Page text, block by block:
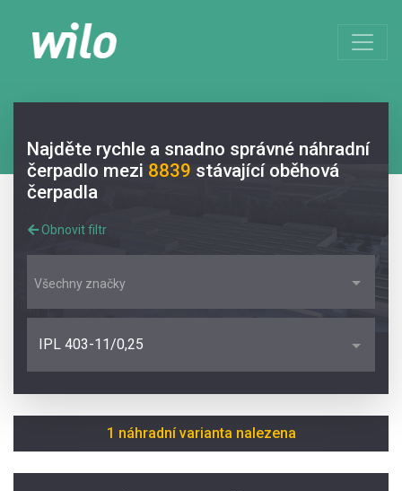
Najděte rychle a snadno správné náhradní
čerpadlo mezi 8839 stávající oběhová
čerpadla
Obnovit filtr
Všechny značky
IPL 403-11/0,25
1 náhradní varianta nalezena